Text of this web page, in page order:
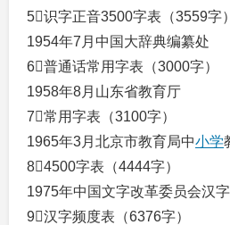
5识字正音3500字表（3559字）
1954年7月中国大辞典编纂处
6普通话常用字表（3000字）
1958年8月山东省教育厅
7常用字表（3100字）
1965年3月北京市教育局中小学
84500字表（4444字）
1975年中国文字改革委员会汉
9汉字频度表（6376字）